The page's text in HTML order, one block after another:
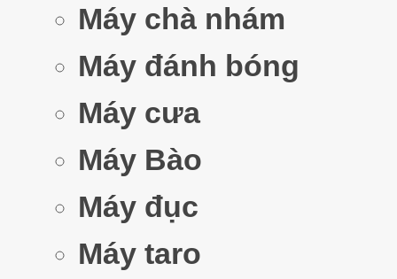
Máy chà nhám
Máy đánh bóng
Máy cưa
Máy Bào
Máy đục
Máy taro